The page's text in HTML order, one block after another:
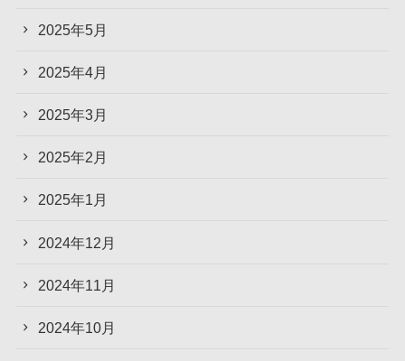
2025年5月
2025年4月
2025年3月
2025年2月
2025年1月
2024年12月
2024年11月
2024年10月